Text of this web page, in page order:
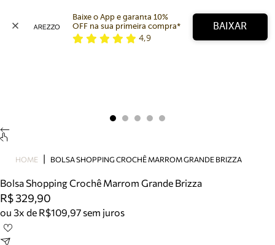
Bolsa
Tamanco
Tênis
Mule
Baixe o App e garanta 10%
OFF na sua primeira compra*
4,9
BAIXAR
HOME BOLSA SHOPPING CROCHÊ MARROM GRANDE BRIZZA
Bolsa Shopping Crochê Marrom Grande Brizza
R$ 329,90
ou 3x de R$109,97 sem juros